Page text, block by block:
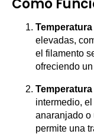
Cómo
Temperatura
elevadas,
el filamento
ofreciendo
Temperatura
intermedio,
anaranjado o
permite una